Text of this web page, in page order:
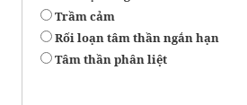
Trầm cảm
Rối loạn tâm thần ngắn hạn
Tâm thần phân liệt